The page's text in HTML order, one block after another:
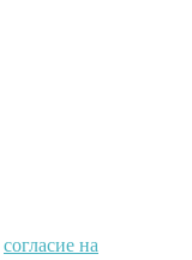
согласие на